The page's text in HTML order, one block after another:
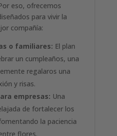
eso, ofrecemos
para vivir la
compañía:
o familiares: El plan
un cumpleaños, una
regalaros una
y risas.
empresas: Una
de fortalecer los
la paciencia
flores.